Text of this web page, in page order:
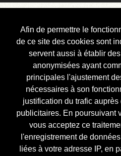
Afin de permettre le
de ce site des cookies sont
servent aussi à établir
anonymisées ayant
principales l'ajustement
nécessaires à son
justification du trafic
publicitaires. En poursuivant
vous acceptez ce
l'enregistrement de
liées à votre adresse IP, en
Courbis, « LE »
Blog Officiel
Bienvenue
Réalisations
Divers (et d’été)
Annonces
Liens externes